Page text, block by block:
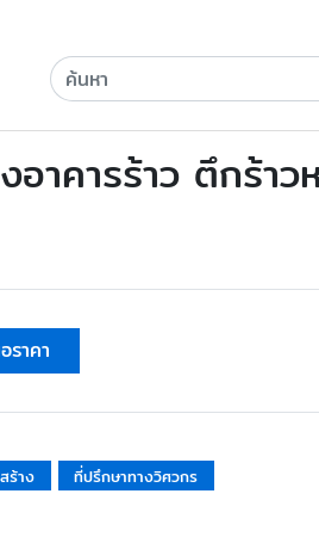
อาคารร้าว ตึกร้า
ราคา
ร้าง ที่ปรึกษาทางวิศวกร